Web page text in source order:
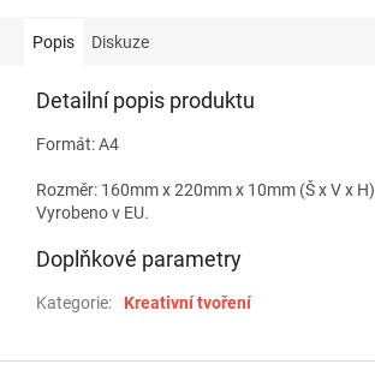
Popis Diskuze
Detailní popis produktu
Formát: A4
Rozměr: 160mm x 220mm x 10mm (Š x V x H)
Vyrobeno v EU.
Doplňkové parametry
Kategorie: Kreativní tvoření